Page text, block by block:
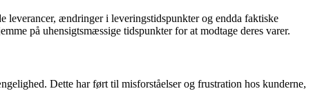
leverancer, ændringer i leveringstidspunkter og endda faktiske
på uhensigtsmæssige tidspunkter for at modtage deres varer.
Dette har ført til misforståelser og frustration hos kunderne,